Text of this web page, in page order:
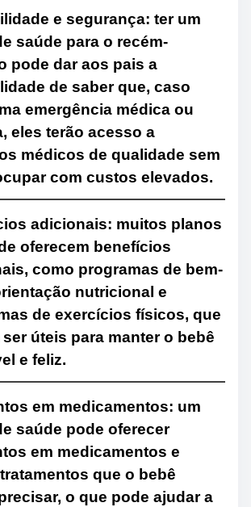
e segurança: ter um
saúde para o recém-
pode dar aos pais a
de saber que, caso
emergência médica ou
eles terão acesso a
médicos de qualidade sem
com custos elevados.
adicionais: muitos planos
oferecem benefícios
como programas de bem-
nutricional e
de exercícios físicos, que
úteis para manter o bebê
e feliz.
em medicamentos: um
saúde pode oferecer
em medicamentos e
que o bebê
o que pode ajudar a